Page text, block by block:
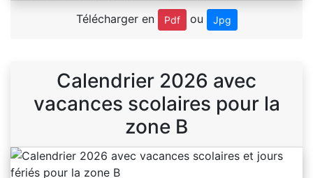
Télécharger en Pdf ou Jpg
Calendrier 2026 avec
vacances scolaires pour la
zone B